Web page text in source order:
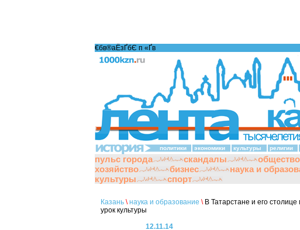
€бв®аЁзҐбЄ п «Ґ­в
политики экономики культуры религии
пульс города скандалы общество
хозяйство
бизнес наука и
культуры
спорт
Казань \ наука и образование \В Татарстане и его столице
урок культуры
12.11.14